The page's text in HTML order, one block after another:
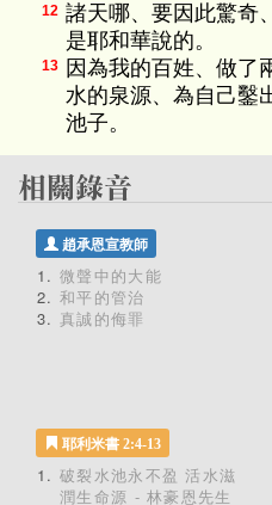
12 諸天哪、要因此驚奇
是耶和華說的。
13
因為我的百姓、做了
水的泉源、為自己鑿
池子。
趙承恩宣教師
微聲中的大能
和平的管治
真誠的侮罪
耶利米書 2:4-13
破裂水池永不盈 活水滋
潤生命源 - 林豪恩先生